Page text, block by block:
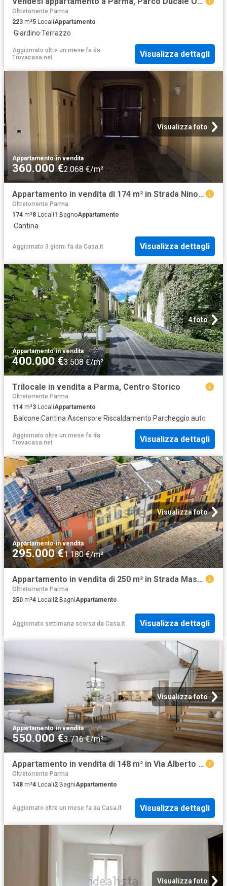
Oltretorrente Parma
223 m²5 LocaliAppartamento
·Giardino·Terrazzo
Aggiornato oltre un mese fa da
Trovacasa.net
Visualizza dettagli
Visualizza foto
Appartamento·in vendita
360.000 €2.068 €/m²
Appartamento in vendita di 174 m² in Strada Nino Bixio, 41
Oltretorrente Parma
174 m²8 Locali1 BagnoAppartamento
·Cantina
Aggiornato 3 giorni fa da Casa.it Visualizza dettagli
4 foto
Appartamento·in vendita
400.000 €3.508 €/m²
Trilocale in vendita a Parma, Centro Storico
Oltretorrente Parma
114 m²3 LocaliAppartamento
·Balcone·Cantina·Ascensore·Riscaldamento·Parcheggio auto
Aggiornato oltre un mese fa da
Trovacasa.net
Visualizza dettagli
Visualizza foto
Appartamento·in vendita
295.000 €1.180 €/m²
Appartamento in vendita di 250 m² in Strada Massimo D&apos Azeglio, 116
Oltretorrente Parma
250 m²4 Locali2 BagniAppartamento
Aggiornato settimana scorsa da Casa.it Visualizza dettagli
Visualizza foto
Appartamento·in vendita
550.000 €3.716 €/m²
Appartamento in vendita di 148 m² in Via Alberto Pasini
Oltretorrente Parma
148 m²4 Locali2 BagniAppartamento
Aggiornato oltre un mese fa da Casa.it Visualizza dettagli
Visualizza foto